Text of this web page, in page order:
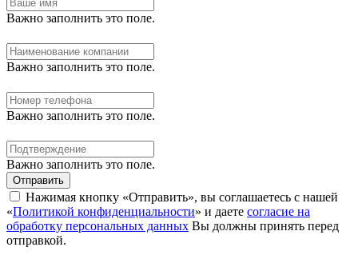
Важно заполнить это поле.
Важно заполнить это поле.
Важно заполнить это поле.
Важно заполнить это поле.
Отправить
Нажимая кнопку «Отправить», вы соглашаетесь с нашей
«Политикой конфиденциальности» и даете согласие на
обработку персональных данных Вы должны принять перед
отправкой.